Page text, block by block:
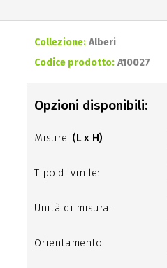
Collezione: Alberi
Codice prodotto: A10027
Opzioni disponibili:
Misure: (L x H)
Tipo di vinile:
Unità di misura:
Orientamento: